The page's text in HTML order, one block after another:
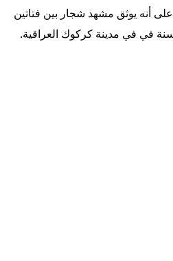
على أنه يوثق مشهد شجار بين فتاتين
في في مدينة كركوك العراقية.